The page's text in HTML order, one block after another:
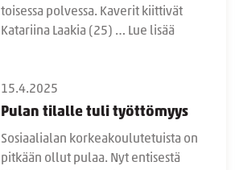
toisessa polvessa. Kaverit kiittivät
Katariina Laakia (25) … Lue lisää
15.4.2025
Pulan tilalle tuli työttömyys
Sosiaalialan korkeakoulutetuista on
pitkään ollut pulaa. Nyt entisestä